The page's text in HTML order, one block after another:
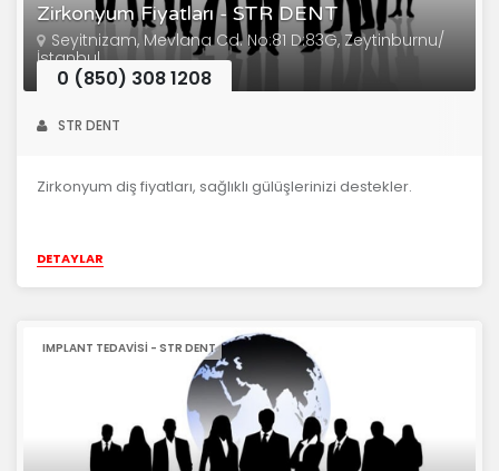
Zirkonyum Fiyatları - STR DENT
Seyitnizam, Mevlana Cd. No:81 D:83G, Zeytinburnu/
İstanbul
0 (850) 308 1208
STR DENT
Zirkonyum diş fiyatları, sağlıklı gülüşlerinizi destekler.
DETAYLAR
IMPLANT TEDAVISI - STR DENT